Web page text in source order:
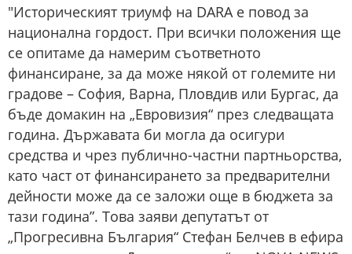
"Историческият триумф на DARA е повод за
национална гордост. При всички положения ще
се опитаме да намерим съответното
финансиране, за да може някой от големите ни
градове – София, Варна, Пловдив или Бургас, да
бъде домакин на „Евровизия“ през следващата
година. Държавата би могла да осигури
средства и чрез публично-частни партньорства,
като част от финансирането за предварителни
дейности може да се заложи още в бюджета за
тази година”. Това заяви депутатът от
„Прогресивна България“ Стефан Белчев в ефира